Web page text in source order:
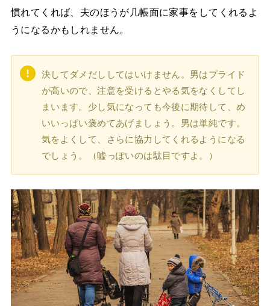
慣れてくれば、夫のほうが几帳面に家事をしてくれるよ
うになるかもしれません。
決してダメだししてはいけません。男はプライド
が高いので、注意を受けるとやる気をなくしてし
まいます。少し気になっても今後に期待して、め
いいっぱい褒めてあげましょう。男は単純です。
気をよくして、さらに協力してくれるようになる
でしょう。（嘘っぽいのは駄目ですよ。）